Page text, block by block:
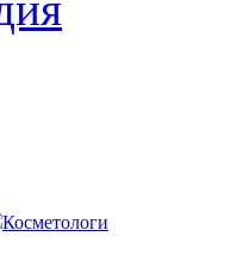
Косметологи